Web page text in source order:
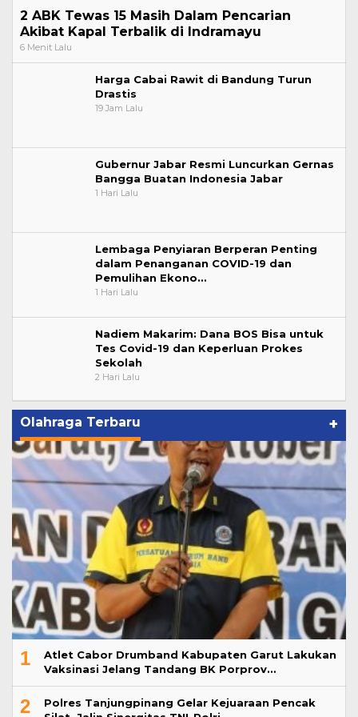
2 ABK Tewas 15 Masih Dalam Pencarian
Akibat Kapal Terbalik di Indramayu
6 Menit Lalu
Harga Cabai Rawit di Bandung Turun
Drastis
19 Jam Lalu
Gubernur Jabar Resmi Luncurkan Gernas
Bangga Buatan Indonesia Jabar
1 Hari Lalu
Lembaga Penyiaran Berperan Penting
dalam Penanganan COVID-19 dan
Pemulihan Ekono…
1 Hari Lalu
Nadiem Makarim: Dana BOS Bisa untuk
Tes Covid-19 dan Keperluan Prokes
Sekolah
2 Hari Lalu
Olahraga Terbaru +
1
Atlet Cabor Drumband Kabupaten Garut Lakukan
Vaksinasi Jelang Tandang BK Porprov…
2
Polres Tanjungpinang Gelar Kejuaraan Pencak